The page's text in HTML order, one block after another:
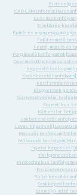
CAD-CAM informatikus
Cukrász tanfolyam|
Emelőgép-
Építő- és anyagmozgató
Fakitermelő
Festő, mázoló és
Forgácsoló tanfolyamok
Gyermekotthoni
Hegesztő tanfolyam
Kazánkezelő tanfolyam|
Kertfenntartó
Kisgyermek
Környezetvédelmi
Kozmetikus
Közterület
Lakberendező
Lovas képzések
Masszőr tanfolyam|
Műkörmös tanfolyam
Nyelvi képzések
Parkgondozó
Pirotechnikus tanfolyamok
Sírkő készítő
Szakképző
Személyi edző